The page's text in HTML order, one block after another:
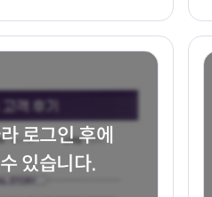
로그인 후에
있습니다.